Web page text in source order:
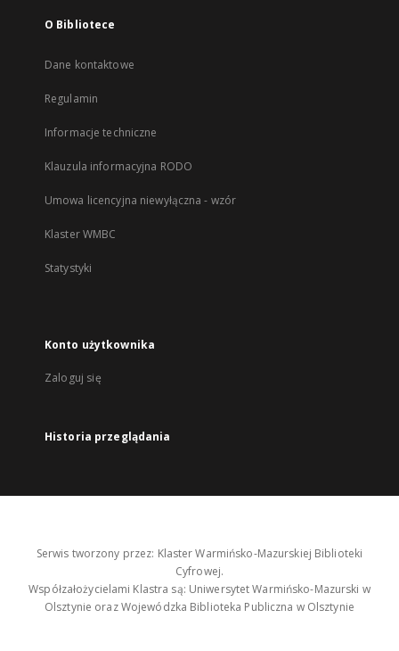
O Bibliotece
Dane kontaktowe
Regulamin
Informacje techniczne
Klauzula informacyjna RODO
Umowa licencyjna niewyłączna - wzór
Klaster WMBC
Statystyki
Konto użytkownika
Zaloguj się
Historia przeglądania
Serwis tworzony przez: Klaster Warmińsko-Mazurskiej Biblioteki
Cyfrowej.
Współzałożycielami Klastra są: Uniwersytet Warmińsko-Mazurski w
Olsztynie oraz Wojewódzka Biblioteka Publiczna w Olsztynie